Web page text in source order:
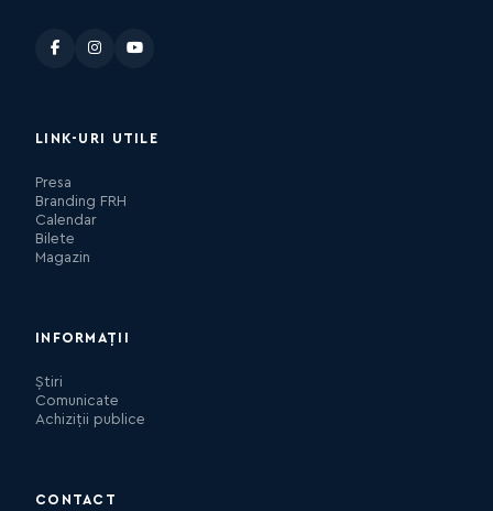
LINK-URI UTILE
Presa
Branding FRH
Calendar
Bilete
Magazin
INFORMAȚII
Știri
Comunicate
Achiziții publice
CONTACT